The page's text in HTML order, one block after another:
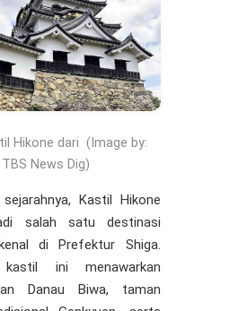
Hikone dari (Image by:
TBS News Dig)
Kastil Hikone
salah satu destinasi
di Prefektur Shiga.
kastil ini menawarkan
Danau Biwa, taman